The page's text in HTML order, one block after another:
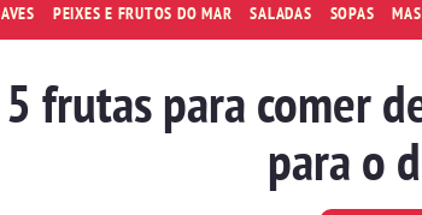
AVES PEIXES E FRUTOS DO MAR SALADAS SOPAS
5 frutas para comer
para o